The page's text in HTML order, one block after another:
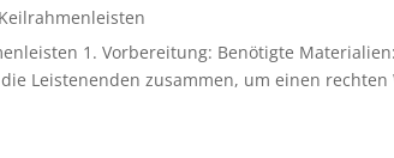
Keilrahmenleisten
1. Vorbereitung: Benötigte
Leistenenden zusammen, um einen